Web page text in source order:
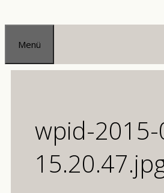
Zum
Inhalt
springen
Menü
wpid-